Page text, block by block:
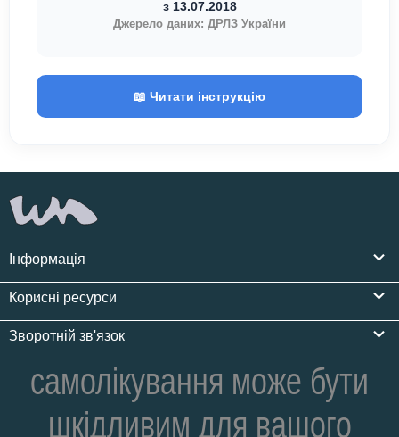
з 13.07.2018
Джерело даних: ДРЛЗ України
📖 Читати інструкцію
Інформація
Корисні ресурси
Зворотній зв'язок
самолікування може бути
шкідливим для вашого